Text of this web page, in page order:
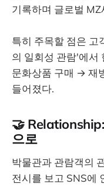
기록하며 글로벌
특히 주목할 점은 고
의 일회성 관람'에
문화상품 구매 → 재
들어졌다.
🤝
으로
박물관과 관람객의
전시를 보고 SNS에